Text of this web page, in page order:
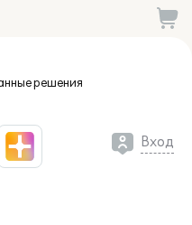
решения
Вход